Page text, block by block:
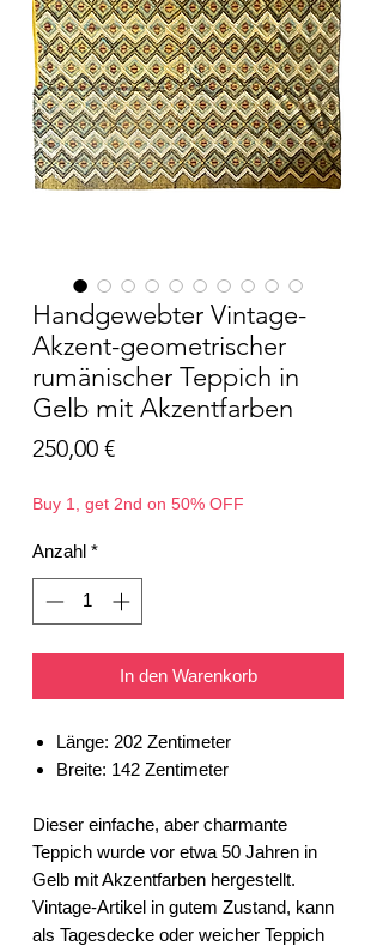
Handgewebter Vintage-
Akzent-geometrischer
rumänischer Teppich in
Gelb mit Akzentfarben
250,00 €Preis
Buy 1, get 2nd on 50% OFF
Anzahl *
In den Warenkorb
Länge: 202 Zentimeter
Breite: 142 Zentimeter
Dieser einfache, aber charmante
Teppich wurde vor etwa 50 Jahren in
Gelb mit Akzentfarben hergestellt.
Vintage-Artikel in gutem Zustand, kann
als Tagesdecke oder weicher Teppich